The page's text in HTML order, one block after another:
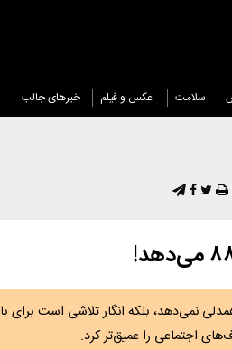
سلامت عکس و فیلم خبرهای جالب
اجتماعی را عمیق‌تر کرد.